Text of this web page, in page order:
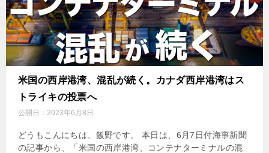
米国の西岸港湾、混乱が続く。カナダ西岸港湾はス
トライキの投票へ
公開日： 2023年6月8日
どうもこんにちは、飯野です。 本日は、6月7日付海事新聞
の記事から、「米国の西岸港湾、コンテナターミナルの混